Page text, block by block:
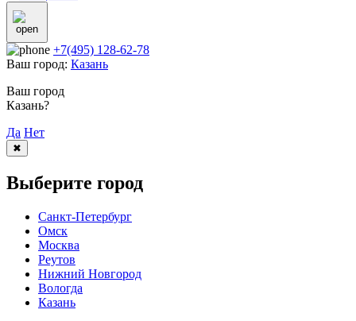
+7(495) 128-62-78
Ваш город: Казань
Ваш город
Казань?
Да Нет
✖
Выберите город
Санкт-Петербург
Омск
Москва
Реутов
Нижний Новгород
Вологда
Казань